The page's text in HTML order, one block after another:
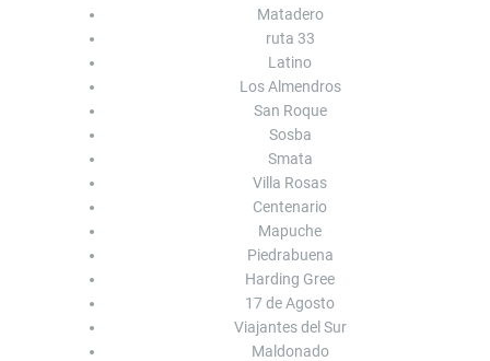
Matadero
ruta 33
Latino
Los Almendros
San Roque
Sosba
Smata
Villa Rosas
Centenario
Mapuche
Piedrabuena
Harding Gree
17 de Agosto
Viajantes del Sur
Maldonado